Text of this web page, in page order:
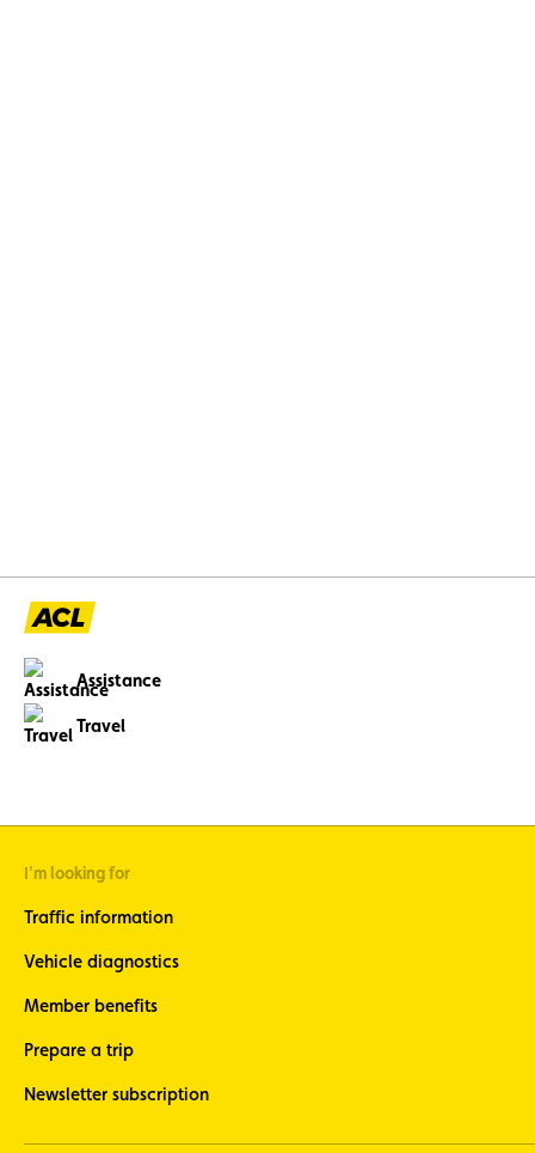
Assistance
Travel
I'm looking for
Traffic information
Vehicle diagnostics
Member benefits
Prepare a trip
Newsletter subscription